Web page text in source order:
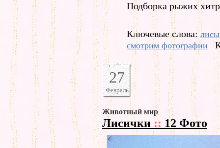
Подборка рыжих
Ключевые слова:лисы
смотрим фотографии
27
Февраль
Животный мир
Лисички :: 12 Фото